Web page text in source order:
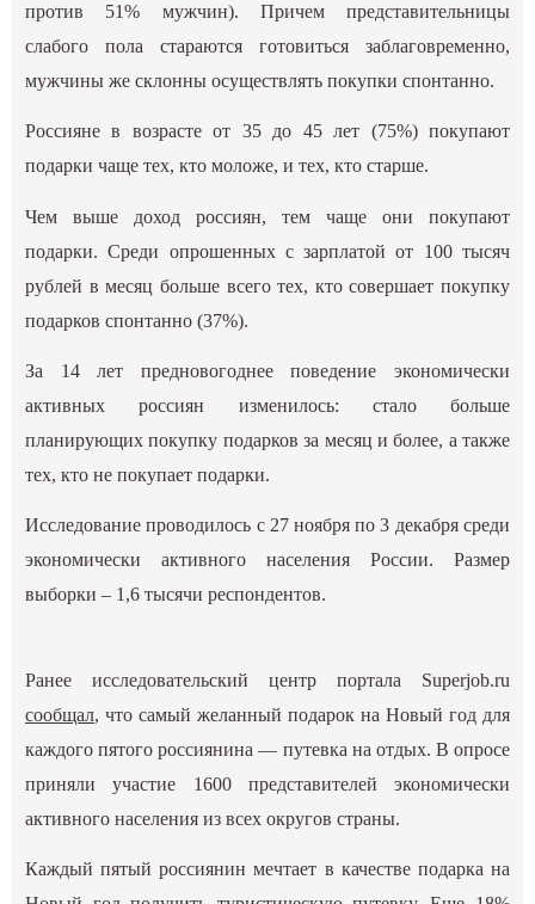
против 51% мужчин). Причем представительницы
слабого пола стараются готовиться заблаговременно,
мужчины же склонны осуществлять покупки спонтанно.
Россияне в возрасте от 35 до 45 лет (75%) покупают
подарки чаще тех, кто моложе, и тех, кто старше.
Чем выше доход россиян, тем чаще они покупают
подарки. Среди опрошенных с зарплатой от 100 тысяч
рублей в месяц больше всего тех, кто совершает покупку
подарков спонтанно (37%).
За 14 лет предновогоднее поведение экономически
активных россиян изменилось: стало больше
планирующих покупку подарков за месяц и более, а также
тех, кто не покупает подарки.
Исследование проводилось с 27 ноября по 3 декабря среди
экономически активного населения России. Размер
выборки – 1,6 тысячи респондентов.
Ранее исследовательский центр портала Superjob.ru
сообщал, что самый желанный подарок на Новый год для
каждого пятого россиянина — путевка на отдых. В опросе
приняли участие 1600 представителей экономически
активного населения из всех округов страны.
Каждый пятый россиянин мечтает в качестве подарка на